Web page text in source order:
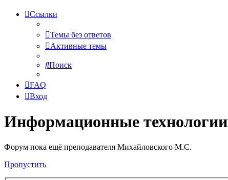
Ссылки
Темы без ответов
Активные темы
Поиск
FAQ
Вход
Информационные технологии
Форум пока ещё преподавателя Михайловского М.С.
Пропустить